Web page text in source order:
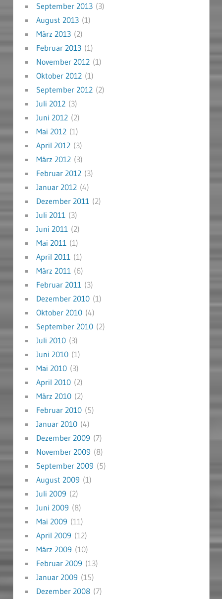
September 2013(3)
August 2013(1)
März 2013(2)
Februar 2013(1)
November 2012(1)
Oktober 2012(1)
September 2012(2)
Juli 2012(3)
Juni 2012(2)
Mai 2012(1)
April 2012(3)
März 2012(3)
Februar 2012(3)
Januar 2012(4)
Dezember 2011 (2)
Juli 2011 (3)
Juni 2011 (2)
Mai 2011 (1)
April 2011 (1)
März 2011 (6)
Februar 2011 (3)
Dezember 2010(1)
Oktober 2010(4)
September 2010(2)
Juli 2010(3)
Juni 2010(1)
Mai 2010(3)
April 2010(2)
März 2010(2)
Februar 2010(5)
Januar 2010(4)
Dezember 2009 (7)
November 2009 (8)
September 2009 (5)
August 2009 (1)
Juli 2009 (2)
Juni 2009 (8)
Mai 2009 (11)
April 2009 (12)
März 2009 (10)
Februar 2009 (13)
Januar 2009 (15)
Dezember 2008(7)